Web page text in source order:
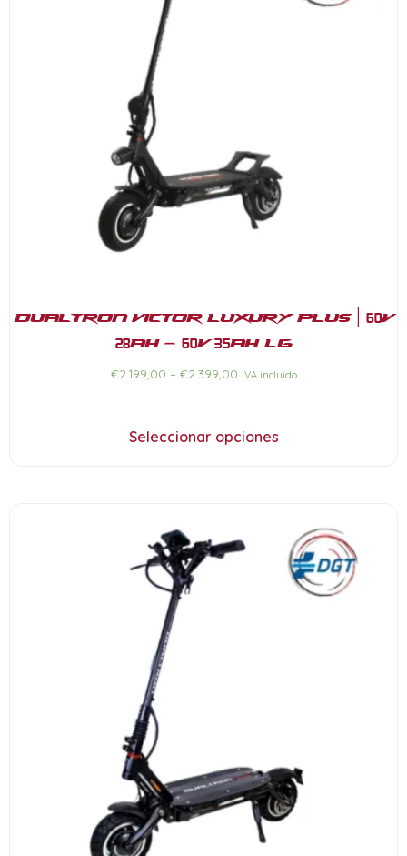
Dualtron Victor Luxury Plus | 60V
28Ah – 60V 35Ah LG
€2.199,00 – €2.399,00 IVA incluido
Seleccionar opciones